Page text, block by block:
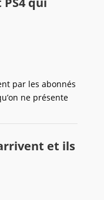
par les abonnés
ne présente
et ils